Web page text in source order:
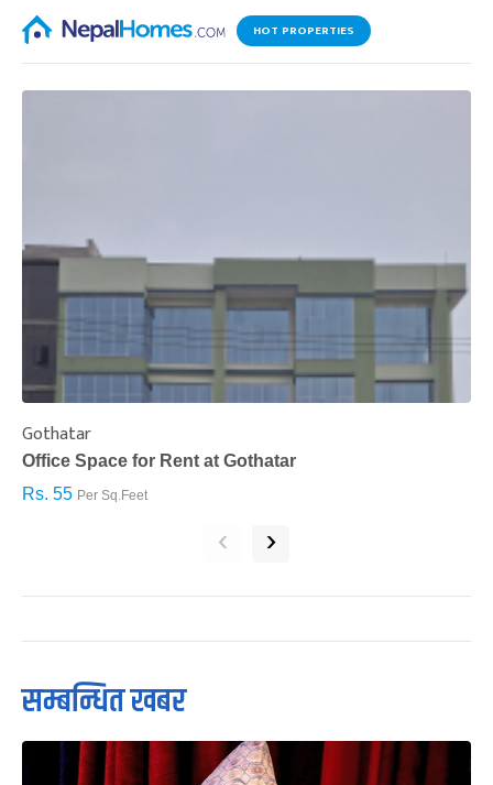
HOT PROPERTIES
Gothatar
Office Space for Rent at Gothatar
Rs. 55 Per Sq.Feet
‹ ›
सम्बन्धित खबर